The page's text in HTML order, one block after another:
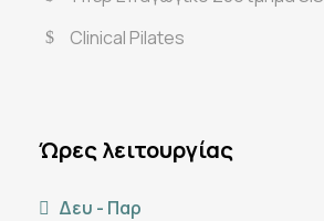
Clinical Pilates
Ώρες λειτουργίας
Δευ - Παρ